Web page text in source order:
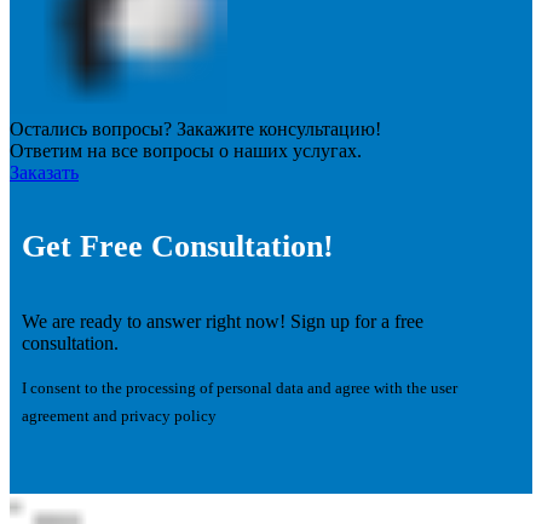
Остались вопросы? Закажите консультацию!
Ответим на все вопросы о наших услугах.
Заказать
Get Free Consultation!
We are ready to answer right now! Sign up for a free
consultation.
I consent to the processing of personal data and agree with the user
agreement and privacy policy